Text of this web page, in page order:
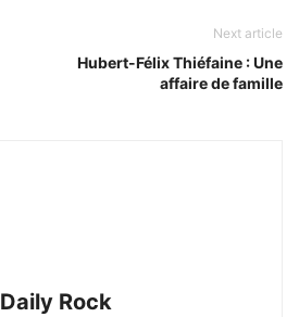
Next article
Hubert-Félix Thiéfaine : Une
affaire de famille
Daily Rock